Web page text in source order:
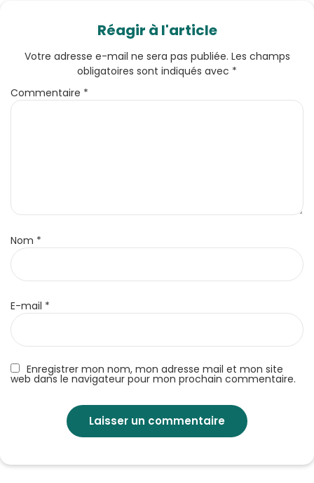
Réagir à l'article
Enregistrer mon nom, mon adresse mail et mon site
web dans le navigateur pour mon prochain commentaire.
Votre adresse e-mail ne sera pas publiée. Les champs
obligatoires sont indiqués avec *
Commentaire *
Nom *
E-mail *